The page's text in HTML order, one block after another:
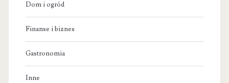
Dom i ogród
Finanse i biznes
Gastronomia
Inne